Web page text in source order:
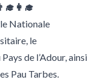
Nationale
le
de l’Adour, ainsi
Pau Tarbes.